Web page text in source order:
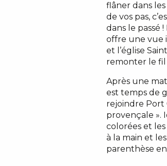
flâner dans
de vos pas,
dans le passé
offre une vue
et l’église
remonter le
Après une
est temps de
rejoindre Port
provençale ».
colorées et
à la main et
parenthèse